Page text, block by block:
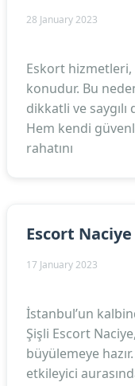
28 January 2023
Eskort hizmetleri,
konudur. Bu
dikkatli ve
Hem kendi
rahatını
Escort Naciye
17 January 2023
İstanbul’un
Şişli Escort
büyülemeye
etkileyici